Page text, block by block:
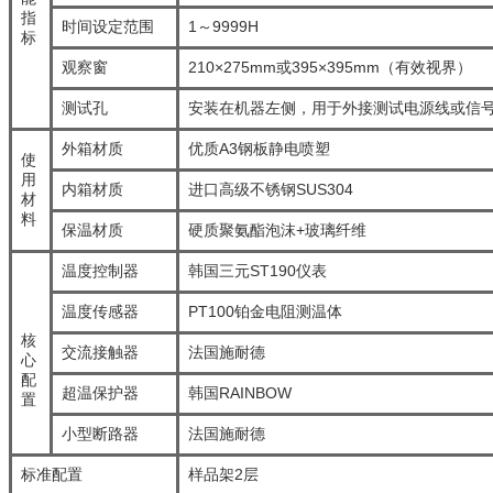
指
标
时间设定范围 1～9999H
观察窗 210×275mm或395×395mm（有效视界）
测试孔 安装在机器左侧，用于外接测试电源线或信
使
用
材
料
外箱材质 优质A3钢板静电喷塑
内箱材质 进口高级不锈钢SUS304
保温材质 硬质聚氨酯泡沫+玻璃纤维
核
心
配
置
温度控制器 韩国三元ST190仪表
温度传感器 PT100铂金电阻测温体
交流接触器 法国施耐德
超温保护器 韩国RAINBOW
小型断路器 法国施耐德
标准配置 样品架2层